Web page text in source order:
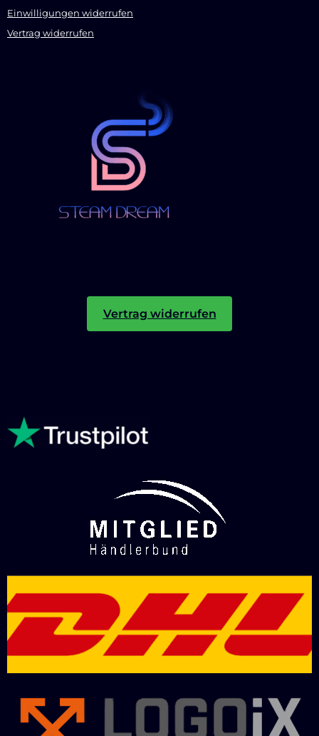
Einwilligungen widerrufen
Vertrag widerrufen
Vertrag widerrufen